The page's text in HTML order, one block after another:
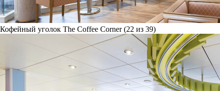
Кофейный уголок The Coffee Corner (22 из 39)